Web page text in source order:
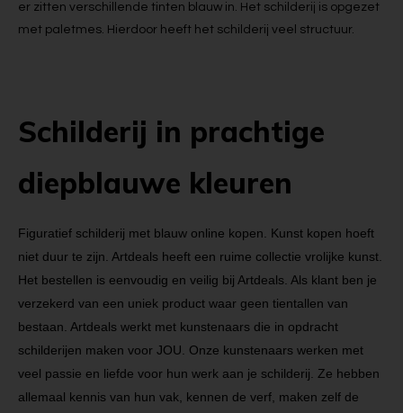
er zitten verschillende tinten blauw in. Het schilderij is opgezet
met paletmes. Hierdoor heeft het schilderij veel structuur.
Schilderij in prachtige
diepblauwe kleuren
Figuratief schilderij met blauw online kopen. Kunst kopen hoeft
niet duur te zijn. Artdeals heeft een ruime collectie vrolijke kunst.
Het bestellen is eenvoudig en veilig bij Artdeals. Als klant ben je
verzekerd van een uniek product waar geen tientallen van
bestaan. Artdeals werkt met kunstenaars die in opdracht
schilderijen maken voor JOU. Onze kunstenaars werken met
veel passie en liefde voor hun werk aan je schilderij. Ze hebben
allemaal kennis van hun vak, kennen de verf, maken zelf de